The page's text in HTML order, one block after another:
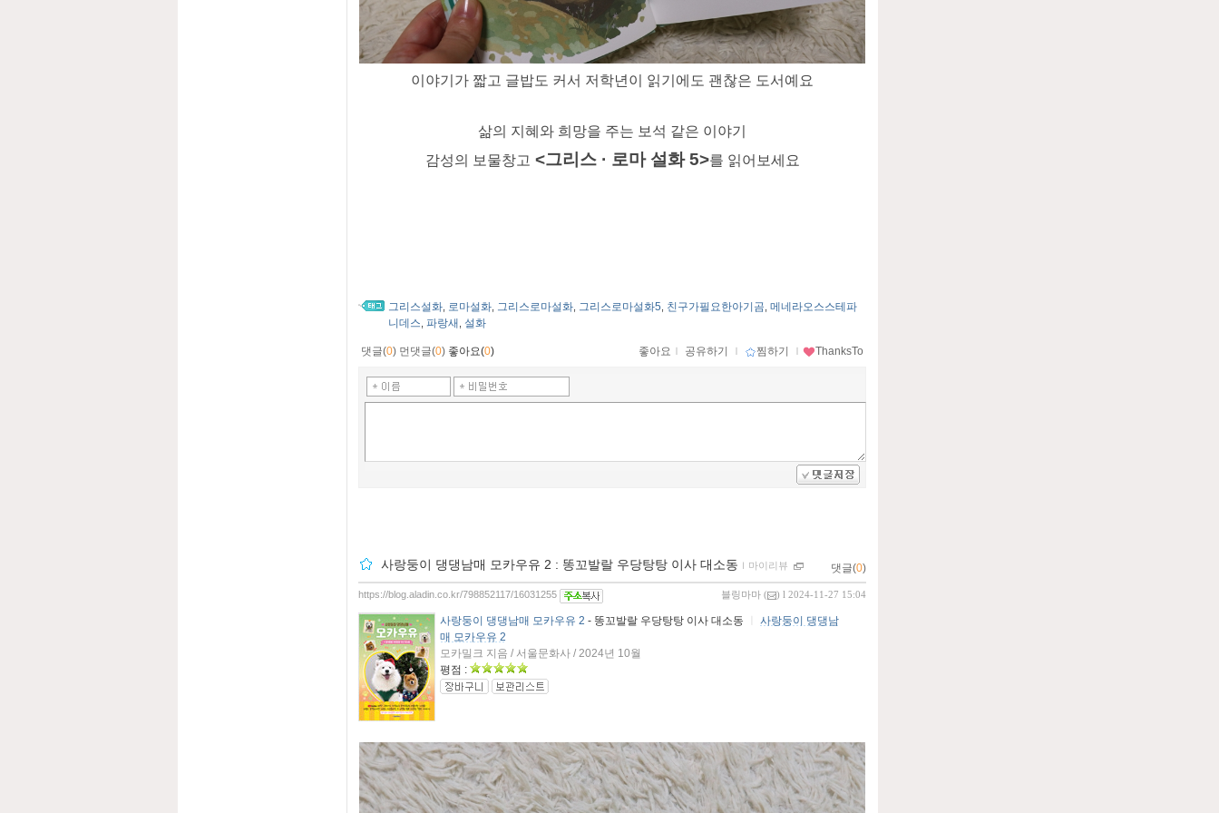
이야기가 짧고 글밥도 커서 저학년이 읽기에도 괜찮은 도서예요
삶의 지혜와 희망을 주는 보석 같은 이야기
감성의 보물창고 <그리스 · 로마 설화 5>를 읽어보세요
그리스설화, 로마설화, 그리스로마설화, 그리스로마설화5, 친구가필요한아기곰, 메네라오스스테파
니데스, 파랑새 , 설화
댓글(0) 먼댓글(0) 좋아요(0) 좋아요 ｌ 공유하기 ｌ 찜하기 ｌ ThanksTo
사랑둥이 댕댕남매 모카우유 2 : 똥꼬발랄 우당탕탕 이사 대소동 ｌ 마이리뷰 댓글(0)
블링마마 ( ) l 2024-11-27 15:04
https://blog.aladin.co.kr/798852117/16031255
사랑둥이 댕댕남매 모카우유 2 - 똥꼬발랄 우당탕탕 이사 대소동
사랑둥이 댕댕남
매 모카우유 2
모카밀크 지음 / 서울문화사 / 2024년 10월
평점 :